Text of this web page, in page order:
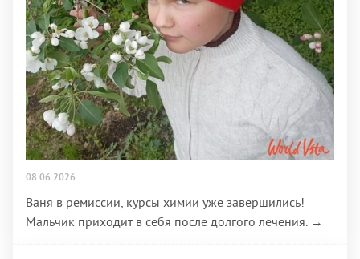
08.06.2026
Ваня в ремиссии, курсы химии уже завершились!
Мальчик приходит в себя после долгого лечения. →